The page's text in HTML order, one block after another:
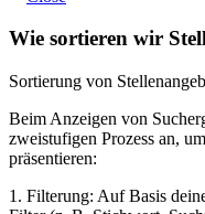
Wie sortieren wir
Sortierung von
Beim Anzeigen von
zweistufigen Prozess an,
präsentieren:
1. Filterung: Auf Basis